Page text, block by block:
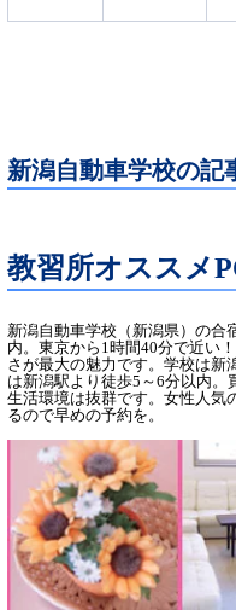
新潟自動車学校の記
教習所オススメ
新潟自動車学校（新潟県）の合
内。東京から1時間40分で近い
さが最大の魅力です。学校は新
は新潟駅より徒歩5～6分以内。
生活環境は抜群です。女性人気
るので早めの予約を。